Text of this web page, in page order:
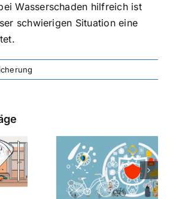
Wasserschaden hilfreich ist
schwierigen Situation eine